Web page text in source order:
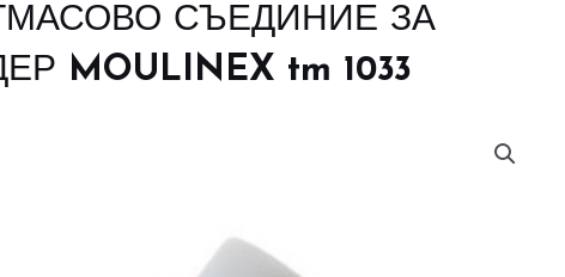
СЪЕДИНИЕ ЗА
MOULINEX tm 1033